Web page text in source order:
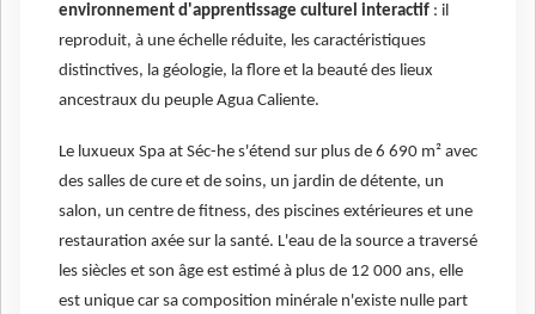
environnement d'apprentissage culturel interactif : il
reproduit, à une échelle réduite, les caractéristiques
distinctives, la géologie, la flore et la beauté des lieux
ancestraux du peuple Agua Caliente.
Le luxueux Spa at Séc-he s'étend sur plus de 6 690 m² avec
des salles de cure et de soins, un jardin de détente, un
salon, un centre de fitness, des piscines extérieures et une
restauration axée sur la santé. L'eau de la source a traversé
les siècles et son âge est estimé à plus de 12 000 ans, elle
est unique car sa composition minérale n'existe nulle part